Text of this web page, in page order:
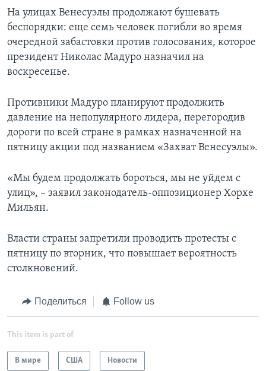
На улицах Венесуэлы продолжают бушевать
беспорядки: еще семь человек погибли во время
очередной забастовки против голосования, которое
президент Николас Мадуро назначил на
воскресенье.
Противники Мадуро планируют продолжить
давление на непопулярного лидера, перегородив
дороги по всей стране в рамках назначенной на
пятницу акции под названием «Захват Венесуэлы».
«Мы будем продолжать бороться, мы не уйдем с
улиц», – заявил законодатель-оппозиционер Хорхе
Мильян.
Власти страны запретили проводить протесты с
пятницу по вторник, что повышает вероятность
столкновений.
Поделиться Follow us
This item is part of
В мире США Новости